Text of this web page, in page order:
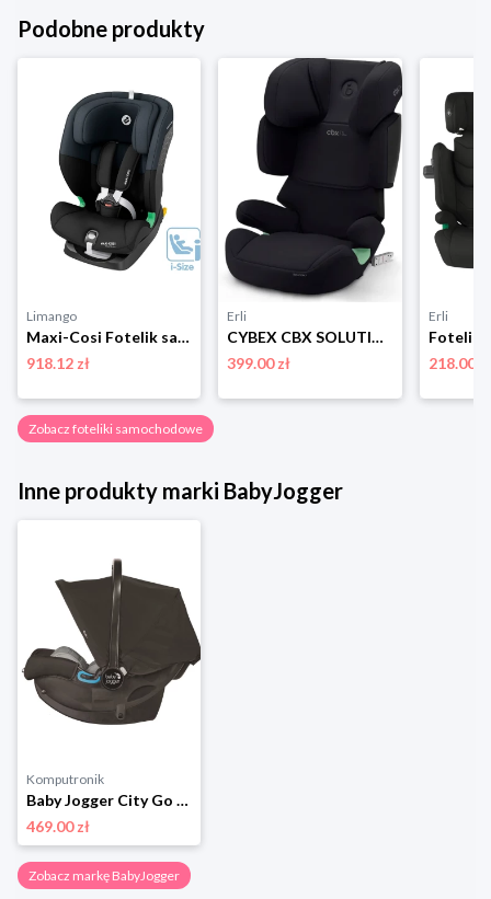
Podobne produkty
Limango
Maxi-Cosi Fotelik samochodowy "Titan I-size" w kolorze czarnym - grupa 1/2/3 rozmiar: onesize
918.12 zł
Erli
CYBEX CBX SOLUTION X I-FIX FOTELIK SAMOCHODOWY ISOFIX PURE BLACK 15-50 KG
399.00 zł
Erli
218.00 zł
Zobacz foteliki samochodowe
Inne produkty marki BabyJogger
Komputronik
Baby Jogger City Go I-Size Black BabyJogger
469.00 zł
Zobacz markę BabyJogger